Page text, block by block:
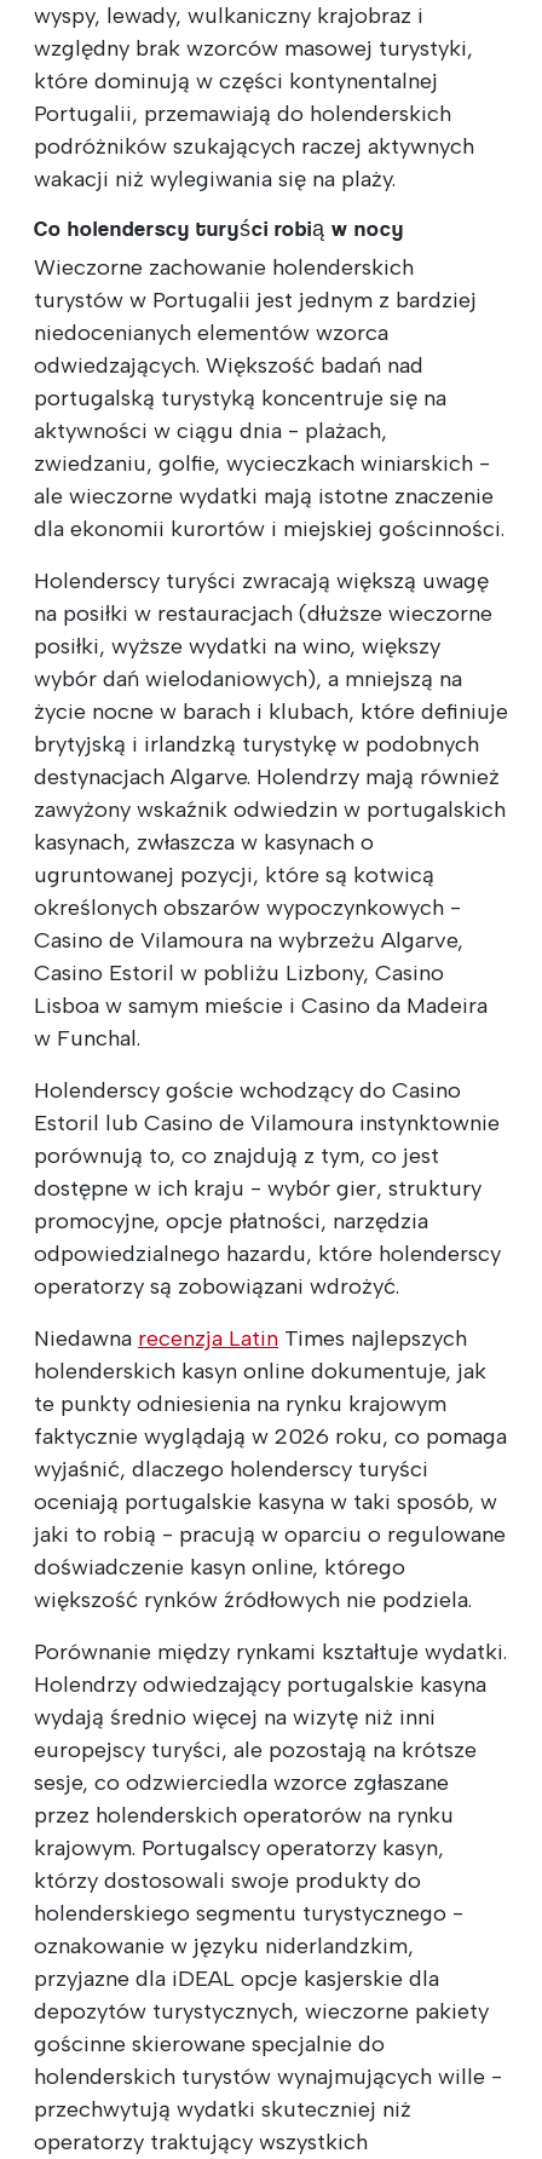
wyspy, lewady, wulkaniczny krajobraz i
względny brak wzorców masowej turystyki,
które dominują w części kontynentalnej
Portugalii, przemawiają do holenderskich
podróżników szukających raczej aktywnych
wakacji niż wylegiwania się na plaży.
Co holenderscy turyści robią w nocy
Wieczorne zachowanie holenderskich
turystów w Portugalii jest jednym z bardziej
niedocenianych elementów wzorca
odwiedzających. Większość badań nad
portugalską turystyką koncentruje się na
aktywności w ciągu dnia - plażach,
zwiedzaniu, golfie, wycieczkach winiarskich -
ale wieczorne wydatki mają istotne znaczenie
dla ekonomii kurortów i miejskiej gościnności.
Holenderscy turyści zwracają większą uwagę
na posiłki w restauracjach (dłuższe wieczorne
posiłki, wyższe wydatki na wino, większy
wybór dań wielodaniowych), a mniejszą na
życie nocne w barach i klubach, które definiuje
brytyjską i irlandzką turystykę w podobnych
destynacjach Algarve. Holendrzy mają również
zawyżony wskaźnik odwiedzin w portugalskich
kasynach, zwłaszcza w kasynach o
ugruntowanej pozycji, które są kotwicą
określonych obszarów wypoczynkowych -
Casino de Vilamoura na wybrzeżu Algarve,
Casino Estoril w pobliżu Lizbony, Casino
Lisboa w samym mieście i Casino da Madeira
w Funchal.
Holenderscy goście wchodzący do Casino
Estoril lub Casino de Vilamoura instynktownie
porównują to, co znajdują z tym, co jest
dostępne w ich kraju - wybór gier, struktury
promocyjne, opcje płatności, narzędzia
odpowiedzialnego hazardu, które holenderscy
operatorzy są zobowiązani wdrożyć.
Niedawna recenzja Latin Times najlepszych
holenderskich kasyn online dokumentuje, jak
te punkty odniesienia na rynku krajowym
faktycznie wyglądają w 2026 roku, co pomaga
wyjaśnić, dlaczego holenderscy turyści
oceniają portugalskie kasyna w taki sposób, w
jaki to robią - pracują w oparciu o regulowane
doświadczenie kasyn online, którego
większość rynków źródłowych nie podziela.
Porównanie między rynkami kształtuje wydatki.
Holendrzy odwiedzający portugalskie kasyna
wydają średnio więcej na wizytę niż inni
europejscy turyści, ale pozostają na krótsze
sesje, co odzwierciedla wzorce zgłaszane
przez holenderskich operatorów na rynku
krajowym. Portugalscy operatorzy kasyn,
którzy dostosowali swoje produkty do
holenderskiego segmentu turystycznego -
oznakowanie w języku niderlandzkim,
przyjazne dla iDEAL opcje kasjerskie dla
depozytów turystycznych, wieczorne pakiety
gościnne skierowane specjalnie do
holenderskich turystów wynajmujących wille -
przechwytują wydatki skuteczniej niż
operatorzy traktujący wszystkich